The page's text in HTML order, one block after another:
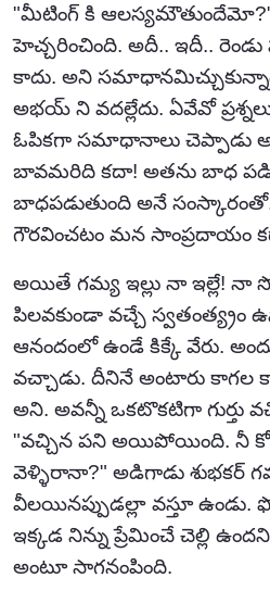
"మీటింగ్ కి ఆలస్యమౌతుందేమో?"
హెచ్చరించింది. అదీ.. ఇదీ.. రెండు
కాదు. అని
అభయ్ ని వదల్లేదు. ఏవేవో
ఓపికగా సమాధానాలు చెప్పాడు
బావమరిది కదా! అతను బాధ
బాధపడుతుంది అనే
గౌరవించటం మన సాంప్రదాయం
అయితే గమ్య ఇల్లు నా ఇల్లే! నా
పిలవకుండా వచ్చే స్వతంత్య్రం
ఆనందంలో ఉండే కిక్కే వేరు.
వచ్చాడు. దీనినే అంటారు కాగల
అని. అవన్నీ ఒకటొకటిగా గుర్తు
"వచ్చిన పని అయిపోయింది. నీ
వెళ్ళిరానా?" అడిగాడు శుభకర్
వీలయినప్పుడల్లా వస్తూ
ఇక్కడ నిన్ను ప్రేమించే చెల్లి ఉందని
అంటూ సాగనంపింది.